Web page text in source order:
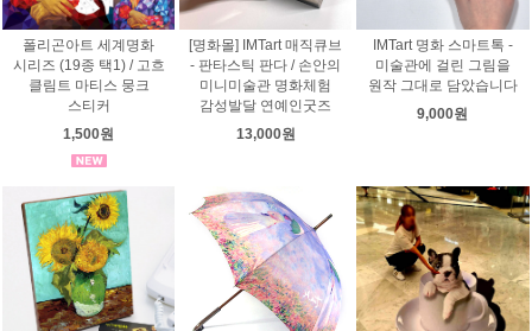
폴리곤아트 세계명화
시리즈 (19종 택1) / 고흐
클림트 마티스 뭉크
스티커
1,500원
[명화몰] IMTart 매직큐브
- 판타스틱 판다 / 손안의
미니미술관 명화체험
감성발달 연예인굿즈
13,000원
IMTart 명화 스마트톡 -
미술관에 걸린 그림을
원작 그대로 담았습니다
9,000원